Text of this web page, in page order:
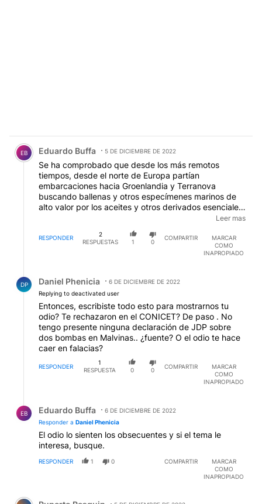
Comentario de Eduardo Buffa.
EB Eduardo Buffa 5 DE DICIEMBRE DE 2022
Se ha comprobado que desde los más remotos
tiempos, desde el norte de Europa partían
embarcaciones hacia Groenlandia y Terranova
buscando ballenas y otros especímenes marinos de
alto valor por los aceites y otros derivados esenciales
para la época. Está claro que podían llegar a cualquier
lugar del mundo ya buscaban los cardúmenes de
ballenas y éstas siempre andan en regiones frías.
Nosotros no hemos investigado bien hasta ahora pero
eran colonizadores, no se instalaban ni registraban
esos descubrimientos para no avivar giles. Pero los
franceses sí lo hicieron y por ello las islas se llaman
"Malvinas": de Malouines, con referencia a la
República de Saint-Maló, cuyos habitantes se
denominan malouines. Louis Antoine de Bougainville
llegó al archipiélago el 31 de enero de 1764, erigió un
fuerte, Puerto Luis, y el 5 de abril de ese año realizó la
toma formal de posesión, que fue ratificada por Luis
XV 12 de septiembre de 1764. O sea...queridos
chichipíos...los que más derechos históricos tendrían
por estas islas. ¿Los españoles descubrieron las islas
en 1520, al desertar una nave de Magallanes? sí y no.
Como Colón, que llegó después de los vikingos,
España es la primera que "publicó" tanto la existencia
de un nuevo continente como de esas islas
deshabitadas del sur. Nada cambia respecto al
conflicto, pero esto sirve para que algunos del
CONICET publique algo. Y como el CONICET también
JDP dijo que la solución eran dos bombas.
Leer mas
RESPONDER
2
RESPUESTAS
1 0
COMPARTIR
MARCAR
COMO
INAPROPIADO
DP Daniel Phenicia
6 DE DICIEMBRE DE 2022
Replying to deactivated user
Entonces, escribiste todo esto para mostrarnos tu
odio? Te rechazaron en el CONICET? De paso . No
tengo presente ninguna declaración de JDP sobre
dos bombas en Malvinas.. ¿fuente? O el odio te hace
caer en falacias?
RESPONDER
1
RESPUESTA
0 0
COMPARTIR
MARCAR
COMO
INAPROPIADO
EB Eduardo Buffa
6 DE DICIEMBRE DE 2022
Responder a Daniel Phenicia
El odio lo sienten los obsecuentes y si el tema le
interesa, busque.
RESPONDER 1 0 COMPARTIR
MARCAR
COMO
INAPROPIADO
Comentario de Ruperto Resquin.